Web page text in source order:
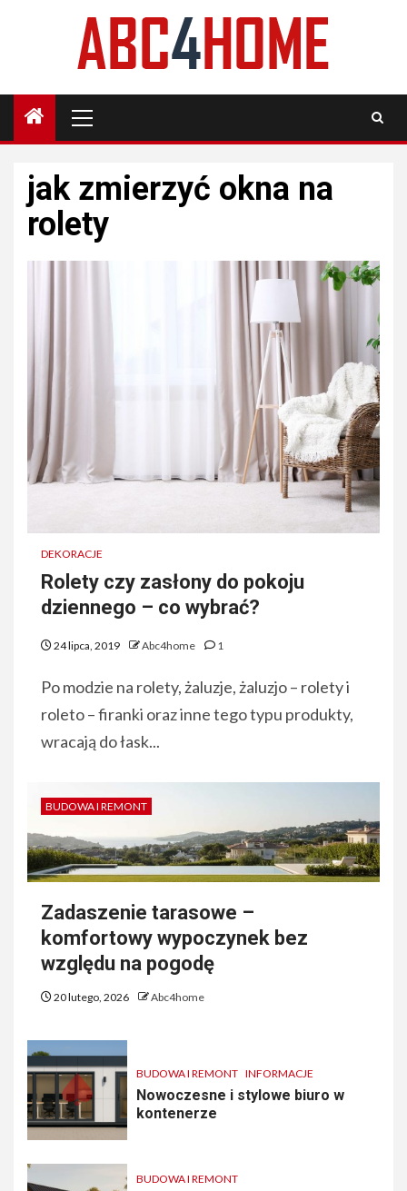
Menu
jak zmierzyć okna na
rolety
DEKORACJE
Rolety czy zasłony do pokoju
dziennego – co wybrać?
24 lipca, 2019 Abc4home 1
Po modzie na rolety, żaluzje, żaluzjo – rolety i
roleto – firanki oraz inne tego typu produkty,
wracają do łask...
BUDOWA I REMONT
Zadaszenie tarasowe –
komfortowy wypoczynek bez
względu na pogodę
20 lutego, 2026 Abc4home
BUDOWA I REMONT INFORMACJE
Nowoczesne i stylowe biuro w
kontenerze
BUDOWA I REMONT